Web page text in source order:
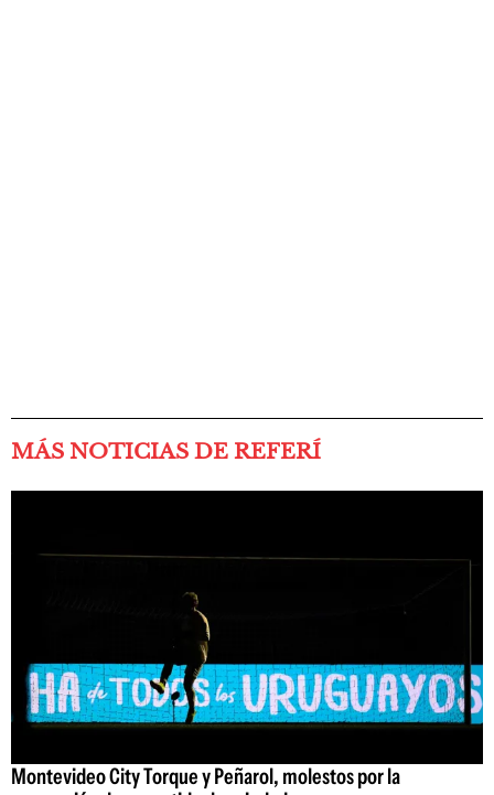
MÁS NOTICIAS DE REFERÍ
Montevideo City Torque y Peñarol, molestos por la